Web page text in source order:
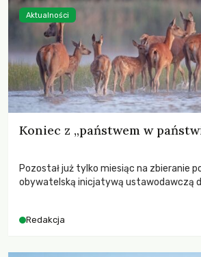
Koniec z „państwem w
Pozostał już tylko miesiąc na zbieranie
obywatelską inicjatywą ustawodawczą
niezwykle korzystne rozwiązania dla
funkcjonowania łowiectwa w Polsce.
Redakcja
Aktualności